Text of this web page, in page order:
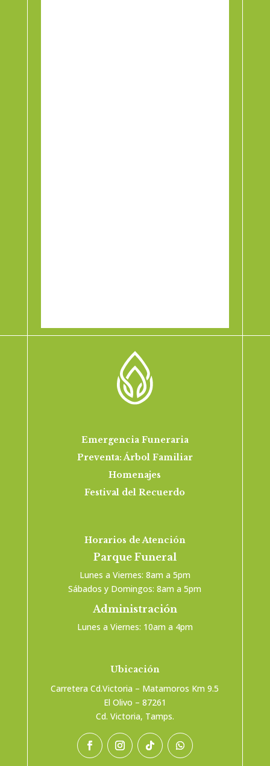
Emergencia Funeraria
Preventa: Árbol Familiar
Homenajes
Festival del Recuerdo
Horarios de Atención
Parque Funeral
Lunes a Viernes: 8am a 5pm
Sábados y Domingos: 8am a 5pm
Administración
Lunes a Viernes: 10am a 4pm
Ubicación
Carretera Cd.Victoria – Matamoros Km 9.5
El Olivo – 87261
Cd. Victoria, Tamps.